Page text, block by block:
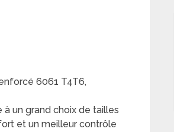
6061 T4T6,
un grand choix de tailles
et un meilleur contrôle